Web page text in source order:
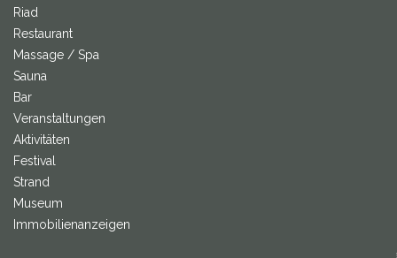
Riad
Restaurant
Massage / Spa
Sauna
Bar
Veranstaltungen
Aktivitäten
Festival
Strand
Museum
Immobilienanzeigen